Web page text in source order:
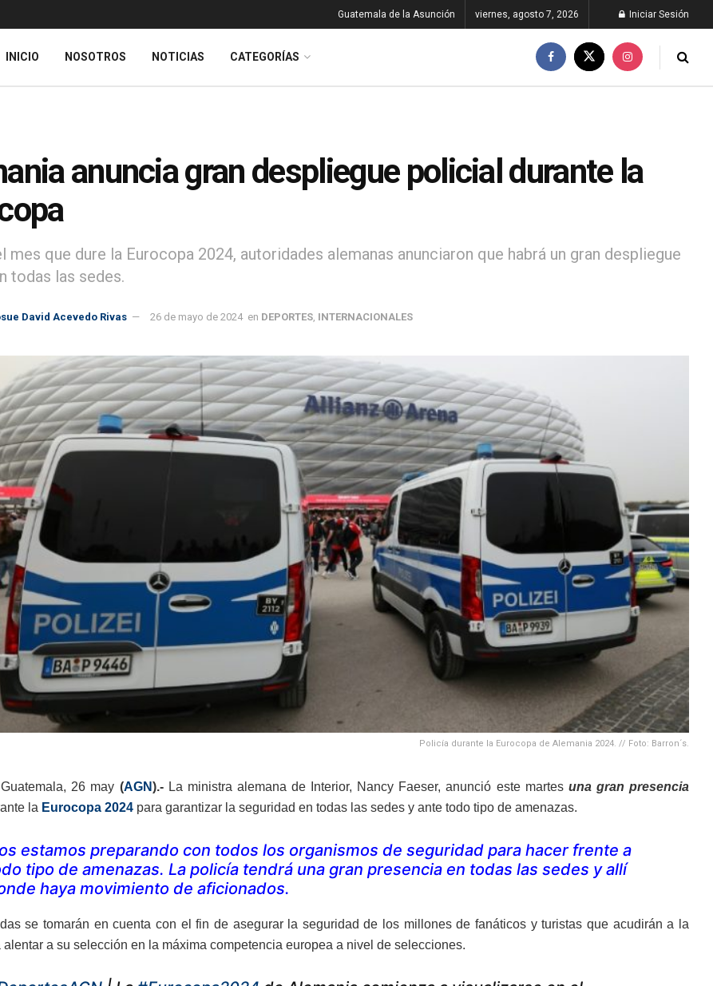
Guatemala de la Asunción viernes, agosto 7, 2026 Iniciar Sesión
INICIO NOSOTROS NOTICIAS CATEGORÍAS
anuncia gran despliegue policial durante la
mes que dure la Eurocopa 2024, autoridades alemanas anunciaron que habrá un gran despliegue
todas las sedes.
David Acevedo Rivas 26 de mayo de 2024 en DEPORTES INTERNACIONALES
Policía durante la Eurocopa de Alemania 2024. // Foto: Barron´s.
26 may (AGN).-La ministra alemana de Interior, Nancy Faeser, anunció este martes una gran presencia
la Eurocopa 2024 para garantizar la seguridad en todas las sedes y ante todo tipo de amenazas.
estamos preparando con todos los organismos de seguridad para hacer frente a
tipo de amenazas. La policía tendrá una gran presencia en todas las sedes y allí
haya movimiento de aficionados.
se tomarán en cuenta con el fin de asegurar la seguridad de los millones de fanáticos y turistas que acudirán a la
alentar a su selección en la máxima competencia europea a nivel de selecciones.